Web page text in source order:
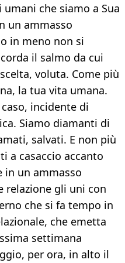
che siamo a Sua
un ammasso
in meno non si
il salmo da cui
voluta. Come più
la tua vita umana.
incidente di
Siamo diamanti di
salvati. E non più
a casaccio accanto
in un ammasso
relazione gli uni con
che si fa tempo in
che emetta
settimana
per ora, in alto il